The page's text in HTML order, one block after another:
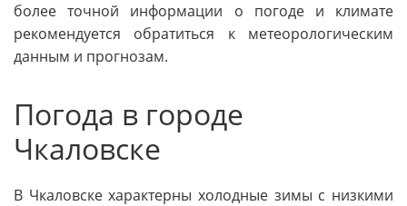
более точной информации о погоде и климате
рекомендуется обратиться к метеорологическим
данным и прогнозам.
Погода в городе
Чкаловске
В Чкаловске характерны холодные зимы с низкими